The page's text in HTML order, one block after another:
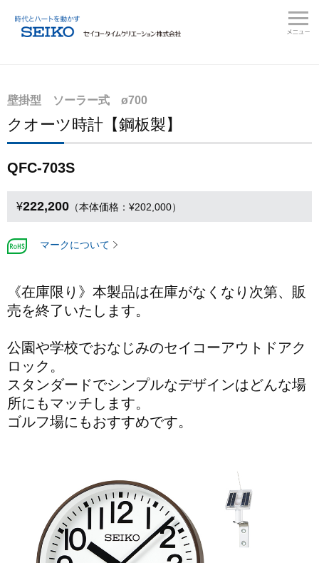
壁掛型 ソーラー式 ø700
クオーツ時計【鋼板製】
QFC-703S
¥222,200 （本体価格：¥202,000）
マークについて
《在庫限り》本製品は在庫がなくなり次第、販
売を終了いたします。
公園や学校でおなじみのセイコーアウトドアク
ロック。
スタンダードでシンプルなデザインはどんな場
所にもマッチします。
ゴルフ場にもおすすめです。